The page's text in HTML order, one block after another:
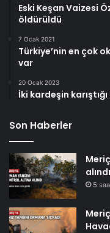
Eski Keşan Vaizesi
öldürüldü
7 Ocak 2021
Türkiye’nin en çok
var
20 Ocak 2023
İki kardeşin
Son Haberler
alındı
5